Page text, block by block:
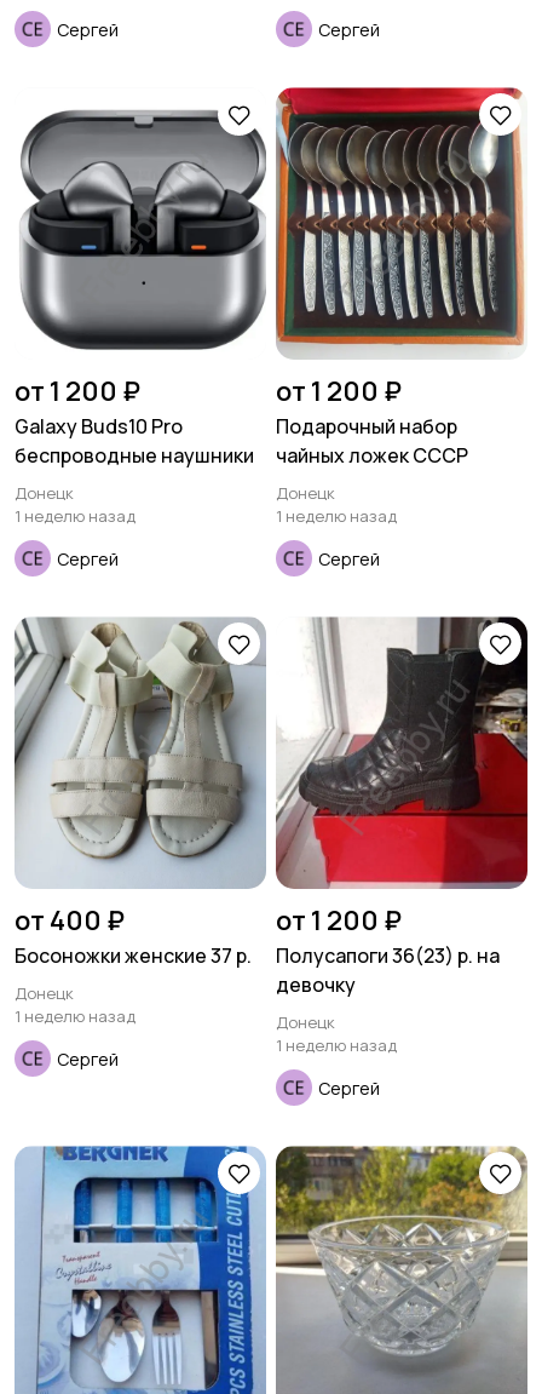
Сергей Сергей
от 1 200 ₽
Galaxy Buds10 Pro
беспроводные наушники
Донецк
1 неделю назад
Сергей
от 1 200 ₽
Подарочный набор
чайных ложек СССР
Донецк
1 неделю назад
Сергей
от 400 ₽
Босоножки женские 37 р.
Донецк
1 неделю назад
Сергей
от 1 200 ₽
Полусапоги 36(23) р. на
девочку
Донецк
1 неделю назад
Сергей